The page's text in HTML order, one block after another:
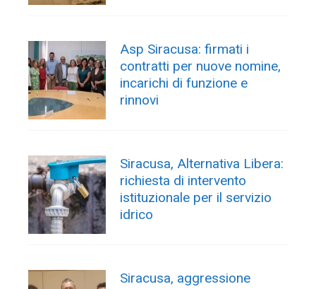
Asp Siracusa: firmati i
contratti per nuove nomine,
incarichi di funzione e
rinnovi
Siracusa, Alternativa Libera:
richiesta di intervento
istituzionale per il servizio
idrico
Siracusa, aggressione